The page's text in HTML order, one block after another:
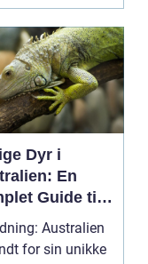
Dyr i
En
Guide til
og Farlige
Down
Australien
for sin unikke